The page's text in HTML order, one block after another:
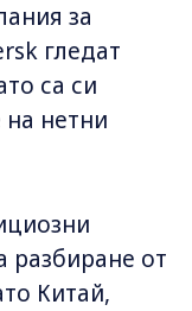
за
гледат
са си
на нетни
разбиране от
Китай,